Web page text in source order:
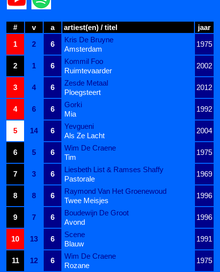
# v a artiest(en) / titel
jaar
1
2 6
Kris De Bruyne
1975
Amsterdam
2
1 6
Kommil Foo
2002
Ruimtevaarder
3
4 6
Zesde Metaal
2012
Ploegsteert
4
6 6
Gorki
1992
Mia
5
14 6
Yevgueni
2004
Als Ze Lacht
6
5 6
Wim De Craene
1975
Tim
7
3 6
Liesbeth List & Ramses Shaffy
1969
Pastorale
8
8 6
Raymond Van Het Groenewoud
1996
Twee Meisjes
9
7 6
Boudewijn De Groot
1996
Avond
10
13 6
Scene
1991
Blauw
11
12 6
Wim De Craene
1975
Rozane